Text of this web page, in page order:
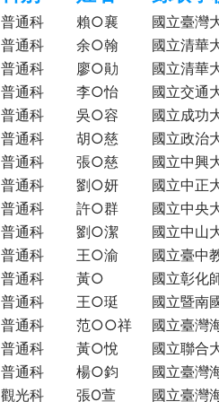
h
e
r
e
普通科 賴○襄
國立臺灣
普通科
余○翰
國立清華
普通科
廖○勛
國立清華
普通科
李○怡
國立交通
普通科
吳○容
國立成功
普通科
胡○慈
國立政治
普通科
張○慈
國立中興
普通科
劉○妍
國立中正
普通科
許○群
國立中央
普通科
劉○潔
國立中山
普通科
王○渝
國立臺中
普通科
黃○
國立彰化
普通科
王○珽
國立暨南
普通科
范○○祥
國立臺灣
普通科
黃○悅
國立聯合
普通科
楊○鈞
國立臺灣
觀光科
張O萱 國立臺灣